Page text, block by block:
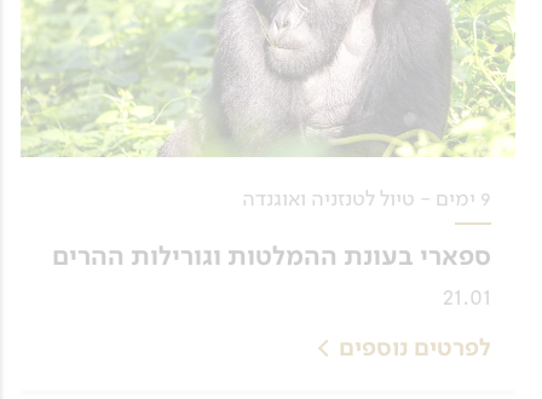
9 ימים - טיול לטנזניה ואוגנדה
ספארי בעונת ההמלטות וגורילות ההרים
21.01
לפרטים נוספים